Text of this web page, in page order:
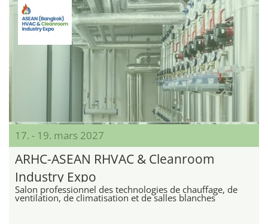
17. - 19. mars 2027
ARHC-ASEAN RHVAC & Cleanroom
Industry Expo
Salon professionnel des technologies de chauffage, de
ventilation, de climatisation et de salles blanches